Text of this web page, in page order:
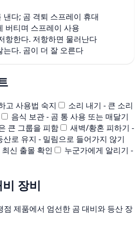
낸다; 곰 격퇴 스프레이 휴대
버티며 스프레이 사용
항한다. 저항하면 물러난다
는다. 곰이 더 잘 오른다
고 사용법 숙지
소리 내기 - 큰 소리
음식 보관 - 곰 통 사용 또는 매달기
큰 그룹을 피함
새벽/황혼 피하기 -
산로 유지 - 밀림으로 들어가지 않기
신 출몰 확인
누군가에게 알리기 -
장비
제품에서 엄선한 곰 대비와 등산 장